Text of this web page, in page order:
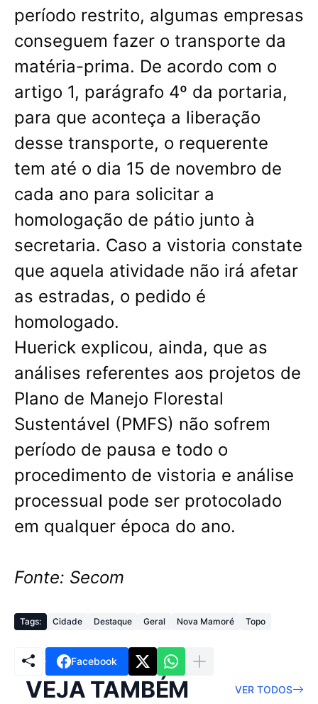
período restrito, algumas empresas
conseguem fazer o transporte da
matéria-prima. De acordo com o
artigo 1, parágrafo 4º da portaria,
para que aconteça a liberação
desse transporte, o requerente
tem até o dia 15 de novembro de
cada ano para solicitar a
homologação de pátio junto à
secretaria. Caso a vistoria constate
que aquela atividade não irá afetar
as estradas, o pedido é
homologado.
Huerick explicou, ainda, que as
análises referentes aos projetos de
Plano de Manejo Florestal
Sustentável (PMFS) não sofrem
período de pausa e todo o
procedimento de vistoria e análise
processual pode ser protocolado
em qualquer época do ano.
Fonte: Secom
Tags: Cidade Destaque Geral Nova Mamoré Topo
Facebook
VEJA TAMBÉM VER TODOS